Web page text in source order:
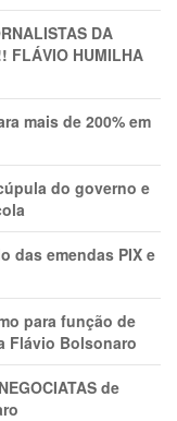
DA
FLÁVIO HUMILHA
mais de 200% em
do governo e
das emendas PIX e
para função de
Flávio Bolsonaro
de